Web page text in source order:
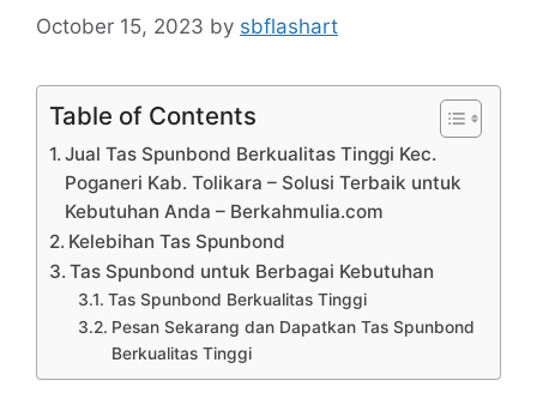
October 15, 2023 by sbflashart
Table of Contents
Jual Tas Spunbond Berkualitas Tinggi Kec.
Poganeri Kab. Tolikara – Solusi Terbaik untuk
Kebutuhan Anda – Berkahmulia.com
Kelebihan Tas Spunbond
Tas Spunbond untuk Berbagai Kebutuhan
Tas Spunbond Berkualitas Tinggi
Pesan Sekarang dan Dapatkan Tas Spunbond
Berkualitas Tinggi